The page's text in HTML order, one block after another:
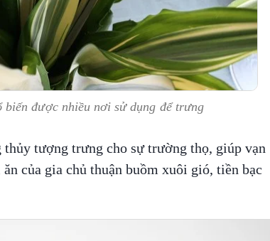
được nhiều nơi sử dụng để trưng
thủy tượng trưng cho sự trường thọ, giúp vạn
của gia chủ thuận buồm xuôi gió, tiền bạc